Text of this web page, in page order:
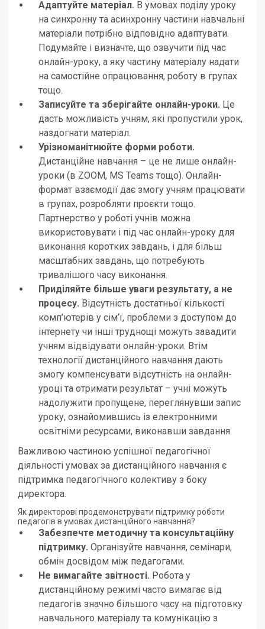
Адаптуйте матеріал. В умовах поділу уроку
на синхронну та асинхронну частини навчальні
матеріали потрібно відповідно адаптувати.
Подумайте і визначте, що озвучити під час
онлайн-уроку, а яку частину матеріалу надати
на самостійне опрацювання, роботу в групах
тощо.
Записуйте та зберігайте онлайн-уроки. Це
дасть можливість учням, які пропустили урок,
наздогнати матеріал.
Урізноманітнюйте форми роботи.
Дистанційне навчання – це не лише онлайн-
уроки (в ZOOM, MS Teams тощо). Онлайн-
формат взаємодії дає змогу учням працювати
в групах, розробляти проєкти тощо.
Партнерство у роботі учнів можна
використовувати і під час онлайн-уроку для
виконання коротких завдань, і для більш
масштабних завдань, що потребують
тривалішого часу виконання.
Приділяйте більше уваги результату, а не
процесу. Відсутність достатньої кількості
комп’ютерів у сім’ї, проблеми з доступом до
інтернету чи інші труднощі можуть завадити
учням відвідувати онлайн-уроки. Втім
технології дистанційного навчання дають
змогу компенсувати відсутність на онлайн-
уроці та отримати результат – учні можуть
надолужити пропущене, переглянувши запис
уроку, ознайомившись із електронними
освітніми ресурсами, виконавши завдання.
Важливою частиною успішної педагогічної
діяльності умовах за дистанційного навчання є
підтримка педагогічного колективу з боку
директора.
Як директорові продемонструвати підтримку роботи
педагогів в умовах дистанційного навчання?
Забезпечте методичну та консультаційну
підтримку. Організуйте навчання, семінари,
обмін досвідом між педагогами.
Не вимагайте звітності. Робота у
дистанційному режимі часто вимагає від
педагогів значно більшого часу на підготовку
навчального матеріалу та комунікацію з